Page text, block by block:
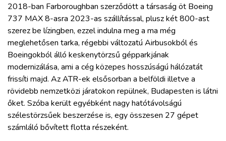
2018-ban Farboroughban szerződött a társaság öt Boeing
737 MAX 8-asra 2023-as szállítással, plusz két 800-ast
szerez be lízingben, ezzel indulna meg a ma még
meglehetősen tarka, régebbi változatú Airbusokból és
Boeingokból álló keskenytörzsű gépparkjának
modernizálása, ami a cég közepes hosszúságú hálózatát
frissíti majd. Az ATR-ek elsősorban a belföldi illetve a
rövidebb nemzetközi járatokon repülnek, Budapesten is látni
őket. Szóba került egyébként nagy hatótávolságú
szélestörzsűek beszerzése is, egy összesen 27 gépet
számláló bővített flotta részeként.